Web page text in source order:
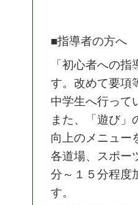
■指導者の方へ
「初心者への
す。改めて要項
中学生へ行って
また、「遊び」
向上のメニュー
各道場、スポー
分～１５分程度
す。